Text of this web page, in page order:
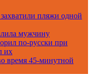
пляжи одной
мужчину
по-русски при
их
время 45-минутной